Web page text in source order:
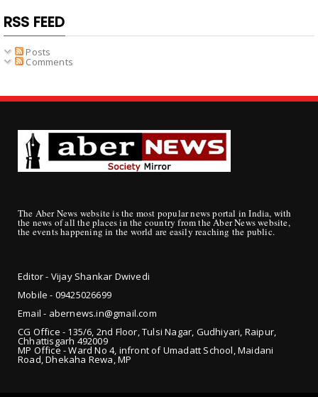
RSS FEED
Posts
Comments
The Aber News website is the most popular news portal in India, with
the news of all the places in the country from the Aber News website,
the events happening in the world are easily reaching the public.
Editor - Vijay Shankar Dwivedi
Mobile - 09425026699
Email - abernews.in@gmail.com
CG Office - 135/6, 2nd Floor, Tulsi Nagar, Gudhiyari, Raipur,
Chhattisgarh 492009
MP Office - Ward No 4, infront of Umadatt School, Maidani
Road, Dhekaha Rewa, MP